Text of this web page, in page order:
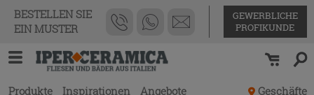
BESTELLEN SIE
EIN MUSTER
GEWERBLICHE
PROFIKUNDE
Produkte Inspirationen Angebote Geschäfte